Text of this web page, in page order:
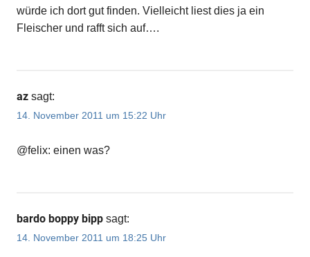
würde ich dort gut finden. Vielleicht liest dies ja ein
Fleischer und rafft sich auf….
az sagt:
14. November 2011 um 15:22 Uhr
@felix: einen was?
bardo boppy bipp sagt:
14. November 2011 um 18:25 Uhr